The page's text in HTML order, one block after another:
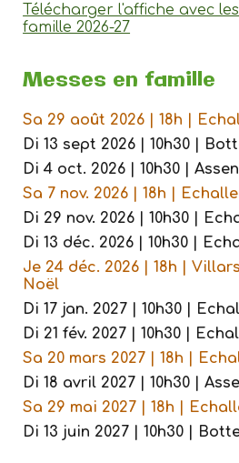
Télécharger l'affiche avec
famille 2026-27
Messes en famille
Sa 29 août 2026 | 18h |
Di 13 sept 2026 | 10h30 |
Di4 oct. 2026 | 10h30 |
Sa 7 nov. 2026 | 18h |
Di 29 nov. 2026 | 10h30 |
Di 13 déc. 2026 | 10h30 |
Je 24 déc. 2026 | 18h |
Noël
Di 17 jan. 2027 | 10h30 |
Di 21 fév. 2027 | 10h30 |
Sa 20 mars 2027 | 18h |
Di18 avril 2027 | 10h30 |
Sa 29 mai 2027 | 18h |
Di 13 juin 2027 | 10h30 |